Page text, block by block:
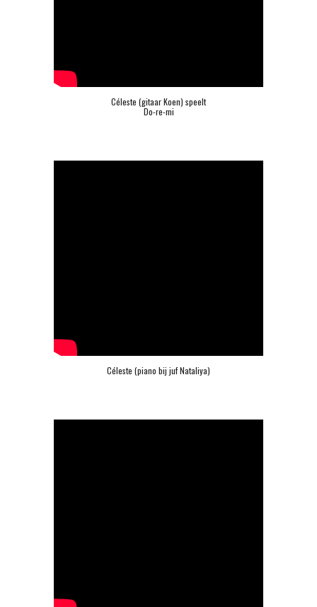
Céleste (gitaar Koen) speelt
Do-re-mi
Céleste (piano bij juf Nataliya)